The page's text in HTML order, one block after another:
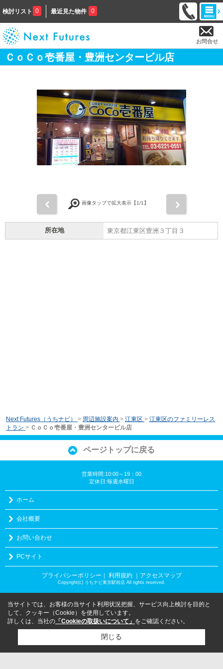
検討リスト 0 最近見た物件 0
お問合せ
ＣｏＣｏ壱番屋・豊洲センタービル店
画像タップで拡大表示【1/1】
所在地 東京都江東区豊洲３丁目３
Next Futures（うちナビ） > 周辺施設案内 > 江東区 > 江東区のファミリーレス
トラン > ＣｏＣｏ壱番屋・豊洲センタービル店
ページトップに戻る
営業時間:10:00～19：00
定休日:毎週水曜日
ホーム
会社概要
お問い合わせ
PCサイト
プライバシーポリシー ｜ 利用規約 ｜アクセスマップ
Copyright(c) うちナビ東京駅前店 All rights reserved.
当サイトでは、お客様の当サイト利用状況把握、サービス向上検討を目的と
して、クッキー（Cookie）を使用しています。
詳しくは、当社の 「Cookieの取扱いについて」 をご確認ください。
閉じる